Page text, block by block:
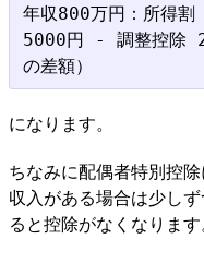
年収800万円：所得
5000円 - 調整控除
になります。
ちなみに配偶者特別控
収入がある場合は少し
ると控除がなくなります